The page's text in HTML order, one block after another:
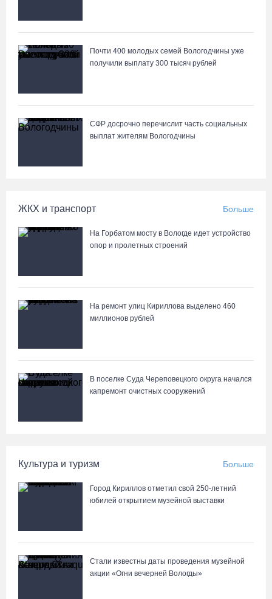
05.08.26 / 11:57
наркотиков
Вологодская область вошла в число лидеров по росту
рождаемости
05.08.26 / 11:04
Вологжане через чат-бот подали 26 тысяч идей для развития
региона
05.08.26 / 11:03
В Череповце после реконструкции открыли фонтан в
Комсомольском парке
05.08.26 / 10:26
Почти 400 молодых семей Вологодчины уже
получили выплату 300 тысяч рублей
СФР досрочно перечислит часть социальных
выплат жителям Вологодчины
ЖКХ и транспорт Больше
На Горбатом мосту в Вологде идет устройство
опор и пролетных строений
На ремонт улиц Кириллова выделено 460
миллионов рублей
В поселке Суда Череповецкого округа начался
капремонт очистных сооружений
Культура и туризм Больше
Город Кириллов отметил свой 250-летний
юбилей открытием музейной выставки
Стали известны даты проведения музейной
акции «Огни вечерней Вологды»